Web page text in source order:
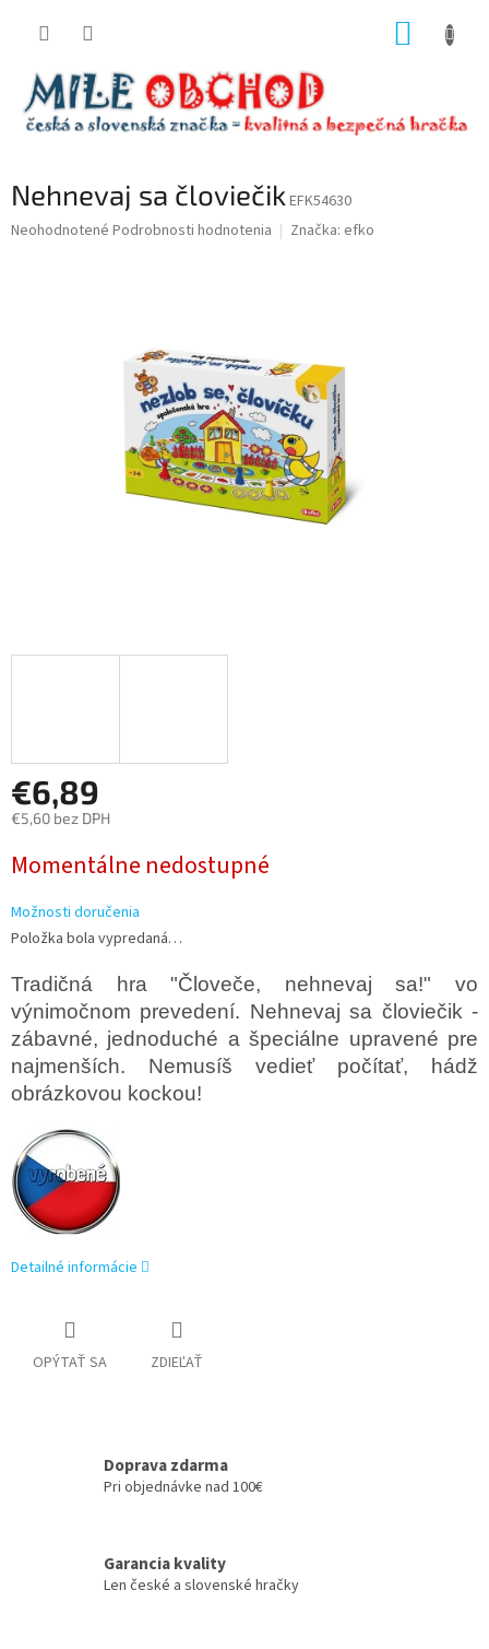
Nehnevaj sa človiečik EFK54630
Priemerné
Neohodnotené Podrobnosti hodnotenia Značka: efko
€6,89
€5,60 bez DPH
cena:
Momentálne nedostupné
Možnosti doručenia
Položka bola vypredaná…
Tradičná hra "Človeče, nehnevaj sa!" vo
výnimočnom prevedení. Nehnevaj sa človiečik -
zábavné, jednoduché a špeciálne upravené pre
najmenších. Nemusíš vedieť počítať, hádž
obrázkovou kockou!
Detailné informácie
OPÝTAŤ SA ZDIEĽAŤ
Doprava zdarma
Pri objednávke nad 100€
Garancia kvality
Len české a slovenské hračky